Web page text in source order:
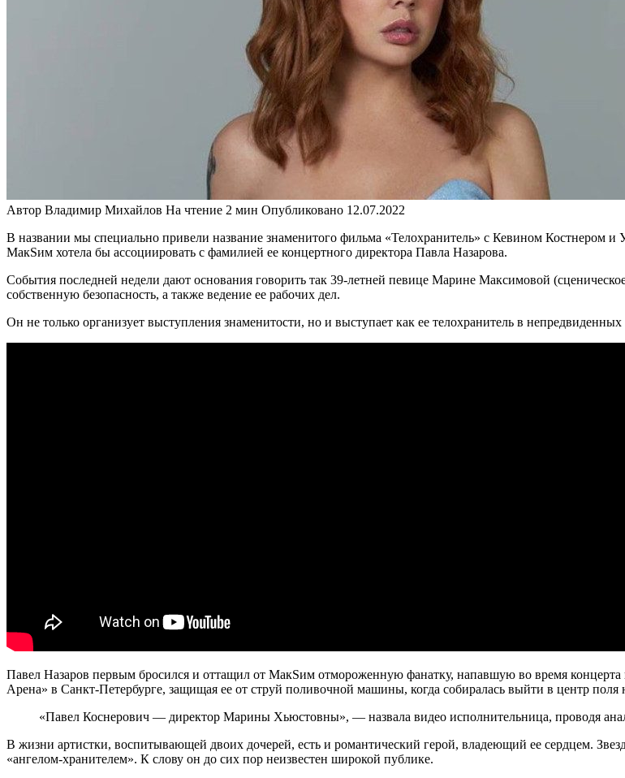
Автор Владимир Михайлов На чтение 2 мин Опубликовано 12.07.2022
В названии мы специально привели название знаменитого фильма «Телохранитель» с Кевином Костнером
МакSим хотела бы ассоциировать с фамилией ее концертного директора Павла Назарова.
События последней недели дают основания говорить так 39-летней певице Марине Максимовой
собственную безопасность, а также ведение ее рабочих дел.
Он не только организует выступления знаменитости, но и выступает как ее телохранитель в
Павел Назаров первым бросился и оттащил от МакSим отмороженную фанатку, напавшую во время концерта
Арена» в Санкт-Петербурге, защищая ее от струй поливочной машины, когда собиралась выйти в центр поля
«Павел Коснерович — директор Марины Хьюстовны», — назвала видео исполнительница, проводя
В жизни артистки, воспитывающей двоих дочерей, есть и романтический герой, владеющий ее сердцем.
«ангелом-хранителем». К слову он до сих пор неизвестен широкой публике.